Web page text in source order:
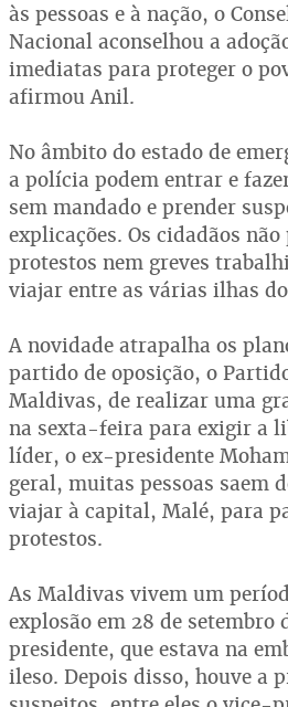
às pessoas e à nação, o
Nacional aconselhou a
imediatas para proteger o
afirmou Anil.
No âmbito do estado de
a polícia podem entrar e
sem mandado e prender
explicações. Os cidadãos
protestos nem greves
viajar entre as várias ilhas
A novidade atrapalha os
partido de oposição, o
Maldivas, de realizar uma
na sexta-feira para exigir a
líder, o ex-presidente
geral, muitas pessoas saem
viajar à capital, Malé, para
protestos.
As Maldivas vivem um
explosão em 28 de setembro
presidente, que estava na
ileso. Depois disso, houve a